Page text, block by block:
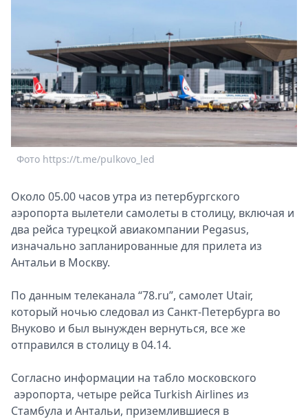
Metro
Стримы
Спецпроекты
Звезды
Выборы
2026
Скачай
Metro
Фото https://t.me/pulkovo_led
Около 05.00 часов утра из петербургского
аэропорта вылетели самолеты в столицу, включая и
два рейса турецкой авиакомпании Pegasus,
изначально запланированные для прилета из
Антальи в Москву.
По данным телеканала “78.ru”, самолет Utair,
который ночью следовал из Санкт-Петербурга во
Внуково и был вынужден вернуться, все же
отправился в столицу в 04.14.
Согласно информации на табло московского
аэропорта, четыре рейса Turkish Airlines из
Стамбула и Антальи, приземлившиеся в